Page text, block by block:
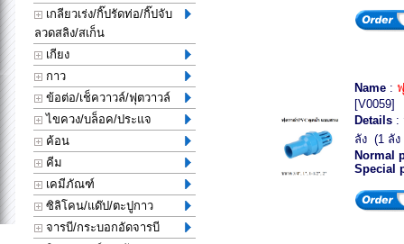
เกลียวเร่ง/กิ๊ปรัดท่อ/กิ๊ปจับ
ลวดสลิง/สเก็น
เกียง
กาว
ข้อต่อ/เช็ควาวล์/ฟุตวาวล์
ไขควง/บล็อค/ประแจ
ค้อน
คีม
เคมีภัณฑ์
ซิลิโคน/แด๊ป/ตะปูกาว
จารบี/กระบอกอัดจารบี
Name :
[V0059]
Details :
ลัง (1 ลัง
Normal
Special